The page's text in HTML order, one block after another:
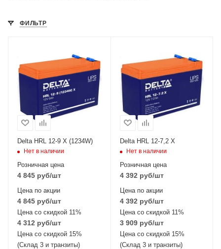
ФИЛЬТР
Delta HRL 12-9 X (1234W)
Нет в наличии
Розничная цена
4 845 руб/шт
Цена по акции
4 845 руб/шт
Цена со скидкой 11%
4 312 руб/шт
Цена со скидкой 15%
(Склад 3 и транзиты)
Delta HRL 12-7,2 X
Нет в наличии
Розничная цена
4 392 руб/шт
Цена по акции
4 392 руб/шт
Цена со скидкой 11%
3 909руб/шт
Цена со скидкой 15%
(Склад 3 и транзиты)